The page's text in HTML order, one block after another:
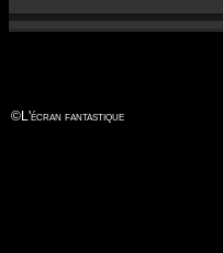
©L'écran fantastique